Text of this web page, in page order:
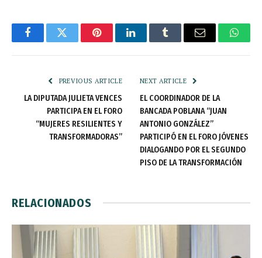
FacebookTwitter PinterestLinkedInTumblr Email
PREVIOUS ARTICLE
LA DIPUTADA JULIETA VENCES
PARTICIPA EN EL FORO
“MUJERES RESILIENTES Y
TRANSFORMADORAS”
NEXT ARTICLE
EL COORDINADOR DE LA
BANCADA POBLANA “JUAN
ANTONIO GONZÁLEZ”
PARTICIPÓ EN EL FORO JÓVENES
DIALOGANDO POR EL SEGUNDO
PISO DE LA TRANSFORMACIÓN
RELACIONADOS